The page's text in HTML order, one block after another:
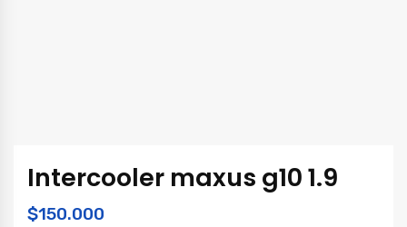
Intercooler maxus g10 1.9
$150.000